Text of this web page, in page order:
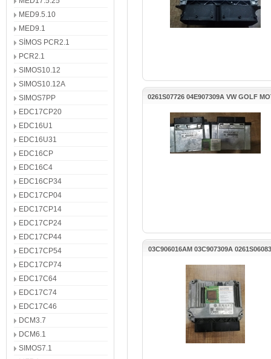
MED9.5.10
MED9.1
SİMOS PCR2.1
PCR2.1
SIMOS10.12
SIMOS10.12A
SIMOS7PP
EDC17CP20
EDC16U1
EDC16U31
EDC16CP
EDC16C4
EDC16CP34
EDC17CP04
EDC17CP14
EDC17CP24
EDC17CP44
EDC17CP54
EDC17CP74
EDC17C64
EDC17C74
EDC17C46
DCM3.7
DCM6.1
SIMOS7.1
0261S07726 04E907309A VW GOLF
03C906016AM 03C907309A